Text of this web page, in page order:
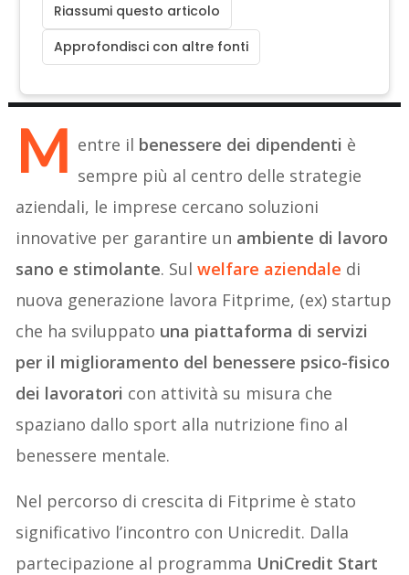
Riassumi questo articolo
Approfondisci con altre fonti
M entre il benessere dei dipendenti è
sempre più al centro delle strategie
aziendali, le imprese cercano soluzioni
innovative per garantire un ambiente di lavoro
sano e stimolante. Sulwelfare aziendale di
nuova generazione lavora Fitprime, (ex) startup
che ha sviluppato una piattaforma di servizi
per il miglioramento del benessere psico-fisico
dei lavoratori con attività su misura che
spaziano dallo sport alla nutrizione fino al
benessere mentale.
Nel percorso di crescita di Fitprime è stato
significativo l’incontro con Unicredit. Dalla
partecipazione al programma UniCredit Start